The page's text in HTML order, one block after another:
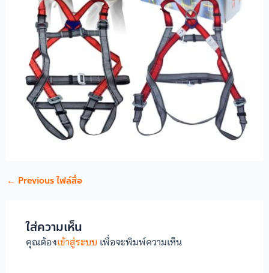
← Previous ไฟล์สื่อ
ใส่ความเห็น
คุณต้องเข้าสู่ระบบ เพื่อจะพิมพ์ความเห็น